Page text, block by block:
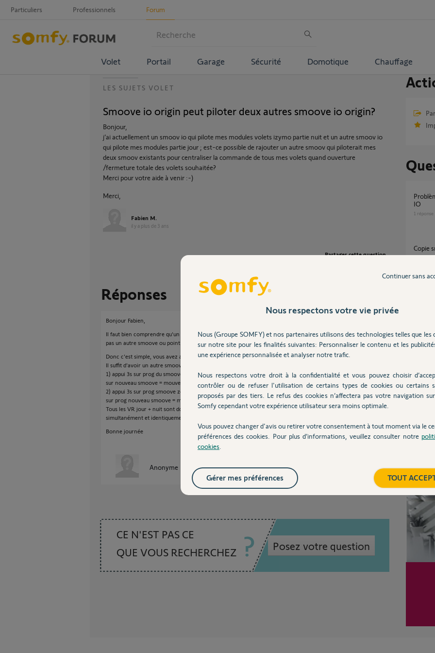
Particuliers Professionnels Forum
Volet Portail Garage Sécurité Domotique Chauffage
LES SUJETS VOLET
Smoove io origin peut piloter deux autres smoove io origin?
Bonjour,
j’ai actuellement un smoov io qui pilote mes modules volets izymo partie nuit et un autre smoov io
qui pilote mes modules partie jour ; est-ce possible de rajouter un autre smoov qui piloterait mes
deux smoov existants pour centraliser la commande de tous mes volets quand ouverture
/fermeture totale des volets souhaitée?
Merci pour votre aide à venir :-)
Merci,
Fabien M.
il y a plus de 3 ans
Partager cette question
Réponses
Bonjour Fabien,
Il faut bien comprendre qu'un smoove comme tous autres points de commande ne pilote
pas un autre smoove ou point de commande mais pilote un équipement.
Donc c'est simple, vous avez actuellement deux smooves qui pilotent chacun une zone.
Il suffit d'avoir un autre smoove que vous affecterez comme suit:
1) appui 3s sur prog du smoove zone nuit = mouvement VR zone nuit, puis, appui bref <0.5s
sur nouveau smoove = mouvement VR zone nuit.
2) appui 3s sur prog smoove zone jour = mouvement VR zone jour, puis, appui bref <0.5s
sur prog nouveau smoove = mouvement VR zone jour.
Tous les VR jour + nuit sont dorénavant affectés sur ce nouveau smoove et fonctionneront
simultanément et identiquement.
Bonne journée
Anonyme il y a plus de 3 ans
CE N'EST PAS CE
QUE VOUS RECHERCHEZ
Posez votre question
Problème avec la Tahoma et Smoove Origin
IO
1 réponse
copie
Point
0réponses
Nous respectons votre vie privée
Nous (Groupe SOMFY) et nos partenaires utilisons des technologies telles que les
sur notre site pour les finalités suivantes: Personnaliser le contenu et les
une expérience personnalisée et analyser notre trafic.
Nous respectons votre droit à la confidentialité et vous pouvez choisir
contrôler ou de refuser l'utilisation de certains types de cookies ou certains
proposés par des tiers. Le refus des cookies n’affectera pas votre navigation
Somfy cependant votre expérience utilisateur sera moins optimale.
Vous pouvez changer d'avis ou retirer votre consentement à tout moment via le
préférences des cookies. Pour plus d’informations, veuillez consulter notre
cookies
Continuer sans
TOUT
Gérer mes préférences